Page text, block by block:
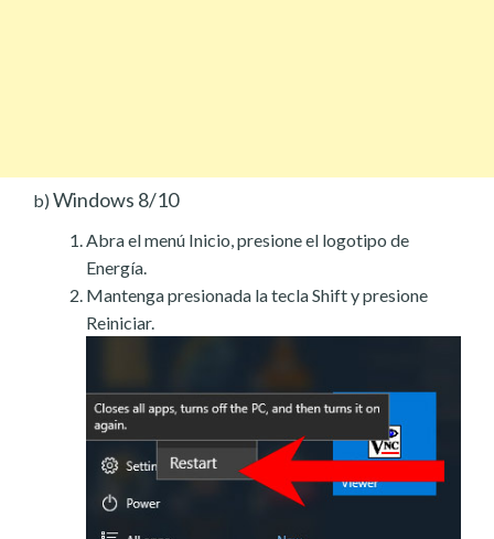
b) Windows 8/10
Abra el menú Inicio, presione el logotipo de
Energía.
Mantenga presionada la tecla Shift y presione
Reiniciar.